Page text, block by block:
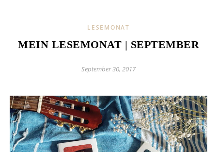
LESEMONAT
MEIN LESEMONAT | SEPTEMBER
September 30, 2017